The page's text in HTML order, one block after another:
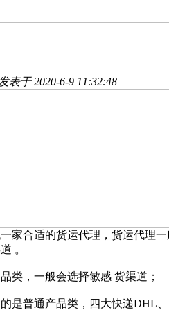
表于 2020-6-9 11:32:48
家合适的货运代理，货运代理
。
类，一般会选择敏感 货渠道；
是普通产品类，四大快递DHL